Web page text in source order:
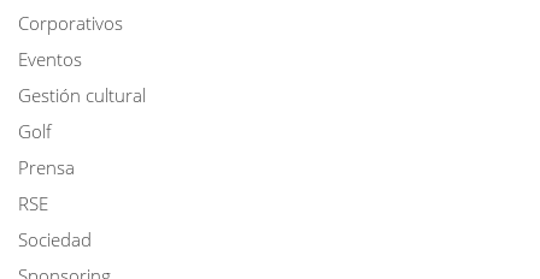
Corporativos
Eventos
Gestión cultural
Golf
Prensa
RSE
Sociedad